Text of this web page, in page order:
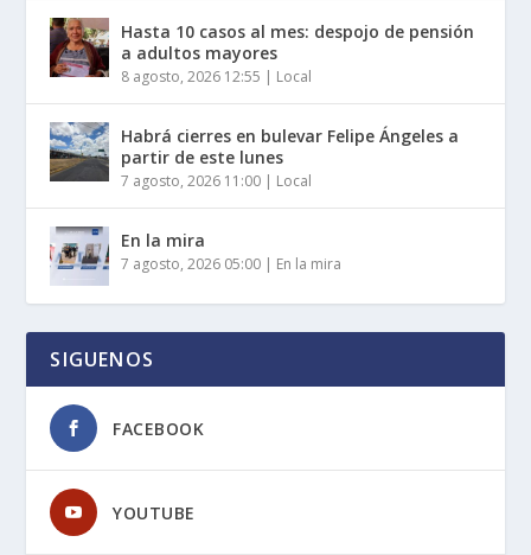
Hasta 10 casos al mes: despojo de pensión
a adultos mayores
8 agosto, 2026 12:55 | Local
Habrá cierres en bulevar Felipe Ángeles a
partir de este lunes
7 agosto, 2026 11:00 | Local
En la mira
7 agosto, 2026 05:00 | En la mira
SIGUENOS
FACEBOOK
YOUTUBE